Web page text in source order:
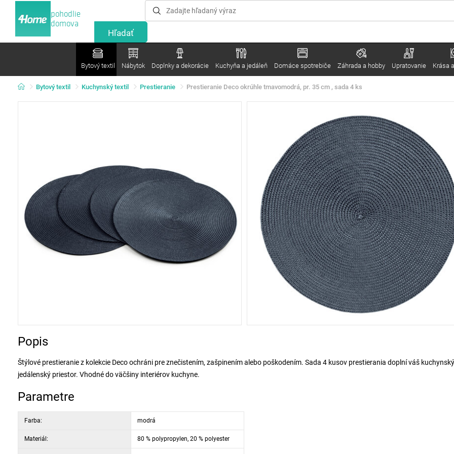
pohodlie
domova
Bytový textil Nábytok Doplnky a dekorácie Kuchyňa a jedáleň Domáce spotrebiče Záhrada a hobby Upratovanie Krása
Bytový textil Kuchynský textil Prestieranie Prestieranie Deco okrúhle tmavomodrá, pr. 35 cm , sada 4 ks
Popis
Štýlové prestieranie z kolekcie Deco ochráni pre znečistením, zašpinením alebo poškodením. Sada 4 kusov prestierania doplní váš
jedálenský priestor. Vhodné do väčšiny interiérov kuchyne.
Parametre
Farba: modrá
Materiál: 80 % polypropylen, 20 % polyester